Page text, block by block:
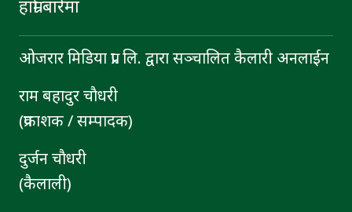
हाम्रो बारेमा
ओजरार मिडिया प्रा. लि. द्वारा सञ्चालित कैलारी अनलाईन
राम बहादुर चाैधरी
(प्रकाशक / सम्पादक)
दुर्जन चाैधरी
(कैलाली)